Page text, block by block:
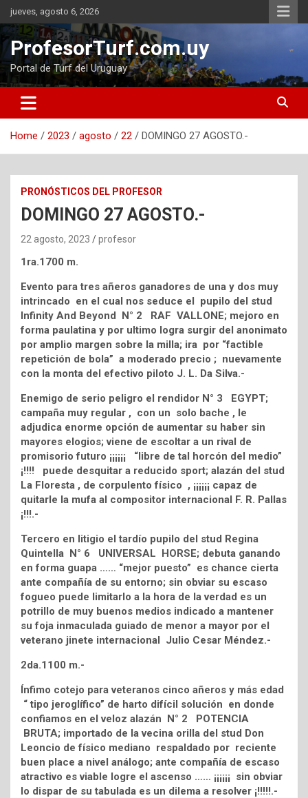
Skip
to
content
jueves, agosto 6, 2026
ProfesorTurf.com.uy
Portal de Turf del Uruguay
Home 2023 agosto 22 DOMINGO 27 AGOSTO.-
PRONÓSTICOS DEL PROFESOR
DOMINGO 27 AGOSTO.-
22 agosto, 2023 profesor
1ra.1700 m.
Evento para tres añeros ganadores de una y dos muy
intrincado en el cual nos seduce el pupilo del stud
Infinity And Beyond N° 2 RAF VALLONE; mejoro en
forma paulatina y por ultimo logra surgir del anonimato
por amplio margen sobre la milla; ira por “factible
repetición de bola” a moderado precio ; nuevamente
con la monta del efectivo piloto J. L. Da Silva.-
Enemigo de serio peligro el rendidor N° 3 EGYPT;
campaña muy regular , con un solo bache , le
adjudica enorme opción de aumentar su haber sin
mayores elogios; viene de escoltar a un rival de
promisorio futuro ¡¡¡¡¡¡ “libre de tal horcón del medio”
¡!!!! puede desquitar a reducido sport; alazán del stud
La Floresta , de corpulento físico , ¡¡¡¡¡¡ capaz de
quitarle la mufa al compositor internacional F. R. Pallas
¡!!!.-
Tercero en litigio el tardío pupilo del stud Regina
Quintella N° 6 UNIVERSAL HORSE; debuta ganando
en forma guapa …… “mejor puesto” es chance cierta
ante compañía de su entorno; sin obviar su escaso
fogueo puede limitarlo a la hora de la verdad es un
potrillo de muy buenos medios indicado a mantener
su foja inmaculada guiado de menor a mayor por el
veterano jinete internacional Julio Cesar Méndez.-
2da.1100 m.-
Ínfimo cotejo para veteranos cinco añeros y más edad
“ tipo jeroglífico” de harto difícil solución en donde
confiamos en el veloz alazán N° 2 POTENCIA
BRUTA; importado de la vecina orilla del stud Don
Leoncio de físico mediano respaldado por reciente
buen place a nivel análogo; ante compañía de escaso
atractivo es viable logre el ascenso …… ¡¡¡¡¡¡ sin obviar
lo dispar de su tabulada es un dilema a resolver ¡!!!!!.-